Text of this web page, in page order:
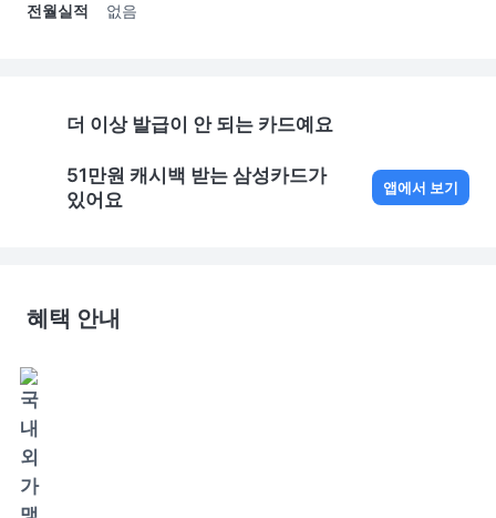
전월실적 없음
더 이상 발급이 안 되는 카드예요
51만원 캐시백 받는 삼성카드가
있어요
앱에서 보기
혜택 안내